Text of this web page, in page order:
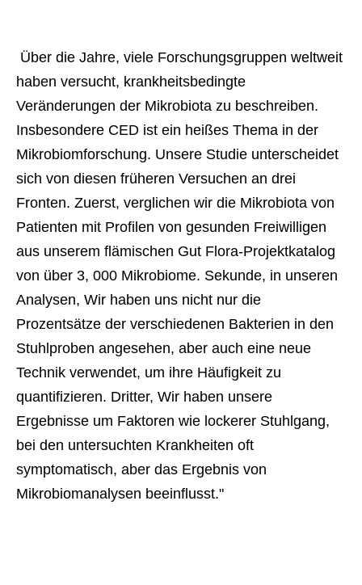
haben versucht, krankheitsbedingte
Veränderungen der Mikrobiota zu beschreiben.
Insbesondere CED ist ein heißes Thema in der
Mikrobiomforschung. Unsere Studie unterscheidet
sich von diesen früheren Versuchen an drei
Fronten. Zuerst, verglichen wir die Mikrobiota von
Patienten mit Profilen von gesunden Freiwilligen
aus unserem flämischen Gut Flora-Projektkatalog
von über 3, 000 Mikrobiome. Sekunde, in unseren
Analysen, Wir haben uns nicht nur die
Prozentsätze der verschiedenen Bakterien in den
Stuhlproben angesehen, aber auch eine neue
Technik verwendet, um ihre Häufigkeit zu
quantifizieren. Dritter, Wir haben unsere
Ergebnisse um Faktoren wie lockerer Stuhlgang,
bei den untersuchten Krankheiten oft
symptomatisch, aber das Ergebnis von
Mikrobiomanalysen beeinflusst."